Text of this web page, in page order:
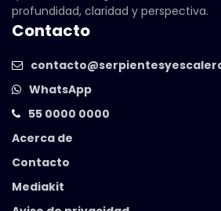
profundidad, claridad y perspectiva.
Contacto
WhatsApp
55 0000 0000
Acerca de
Contacto
Mediakit